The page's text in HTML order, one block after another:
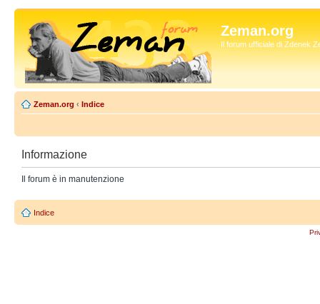
Zeman.org
Il forum ufficiale di Zdenek
Zeman.org ‹ Indice
Informazione
Il forum è in manutenzione
Indice